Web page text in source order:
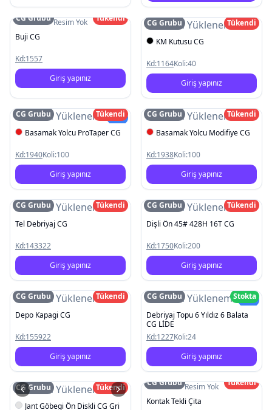
Resim Yok
CG Grubu
Tükendi
Buji CG
Kd:1557
Giriş yapınız
Resim Yüklenemedi
CG Grubu
Tükendi
KM Kutusu CG
Kd:1164Koli:40
Giriş yapınız
Resim YüklenemediYeni
CG Grubu
Tükendi
Basamak Yolcu ProTaper CG
Kd:1940Koli:100
Giriş yapınız
Resim Yüklenemedi
CG Grubu
Tükendi
Basamak Yolcu Modifiye CG
Kd:1938Koli:100
Giriş yapınız
Resim Yüklenemedi
CG Grubu
Tükendi
Tel Debriyaj CG
Kd:143322
Giriş yapınız
Resim Yüklenemedi
CG Grubu
Tükendi
Dişli Ön 45# 428H 16T CG
Kd:1750Koli:200
Giriş yapınız
Resim Yüklenemedi
CG Grubu
Tükendi
Depo Kapagi CG
Kd:155922
Giriş yapınız
Resim YüklenemediYeni
CG Grubu
Stokta
Debriyaj Topu 6 Yıldız 6 Balata
CG LİDE
Kd:1227Koli:24
Giriş yapınız
Resim Yüklenemedi
CG Grubu
Tükendi
Jant Göbegi Ön Diskli CG Gri
Resim Yok
CG Grubu
Tükendi
Kontak Tekli Çita